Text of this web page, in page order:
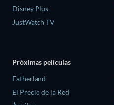
Disney Plus
JustWatch TV
Próximas películas
Fatherland
El Precio de la Red